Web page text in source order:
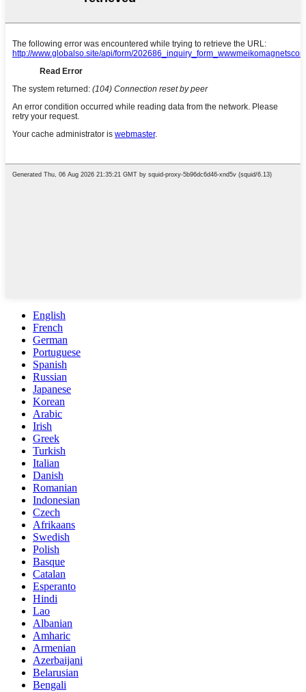
English
French
German
Portuguese
Spanish
Russian
Japanese
Korean
Arabic
Irish
Greek
Turkish
Italian
Danish
Romanian
Indonesian
Czech
Afrikaans
Swedish
Polish
Basque
Catalan
Esperanto
Hindi
Lao
Albanian
Amharic
Armenian
Azerbaijani
Belarusian
Bengali